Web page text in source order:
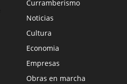
Curramberismo
Noticias
Cultura
Economia
Empresas
Obras en marcha